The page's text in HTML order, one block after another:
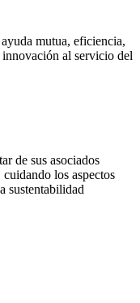
mutua, eficiencia,
al servicio del
de sus asociados
los aspectos
sustentabilidad